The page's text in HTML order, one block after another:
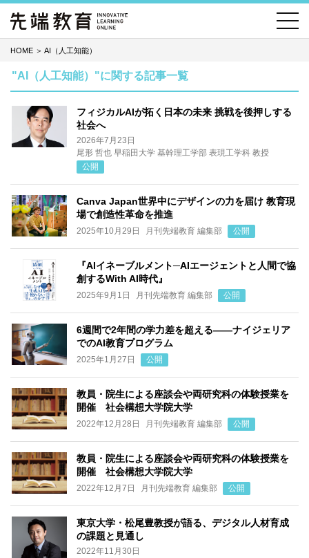
HOME ＞ AI（人工知能）
"AI（人工知能）"に関する記事一覧
フィジカルAIが拓く日本の未来 挑戦を後押しする
社会へ
2026年7月23日
尾形 哲也 早稲田大学 基幹理工学部 表現工学科 教授
公開
Canva Japan世界中にデザインの力を届け 教育現
場で創造性革命を推進
2025年10月29日 月刊先端教育 編集部 公開
『AIイネーブルメント─AIエージェントと人間で協
創するWith AI時代』
2025年9月1日 月刊先端教育 編集部 公開
6週間で2年間の学力差を超える――ナイジェリア
でのAI教育プログラム
2025年1月27日 公開
教員・院生による座談会や両研究科の体験授業を
開催 社会構想大学院大学
2022年12月28日 月刊先端教育 編集部 公開
教員・院生による座談会や両研究科の体験授業を
開催 社会構想大学院大学
2022年12月7日 月刊先端教育 編集部 公開
東京大学・松尾豊教授が語る、デジタル人材育成
の課題と見通し
2022年11月30日